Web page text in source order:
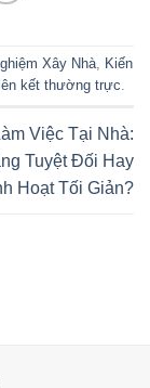
Xây Nhà, Kiến
kết thường trực.
Việc Tại Nhà:
Tuyệt Đối Hay
Hoạt Tối Giản?